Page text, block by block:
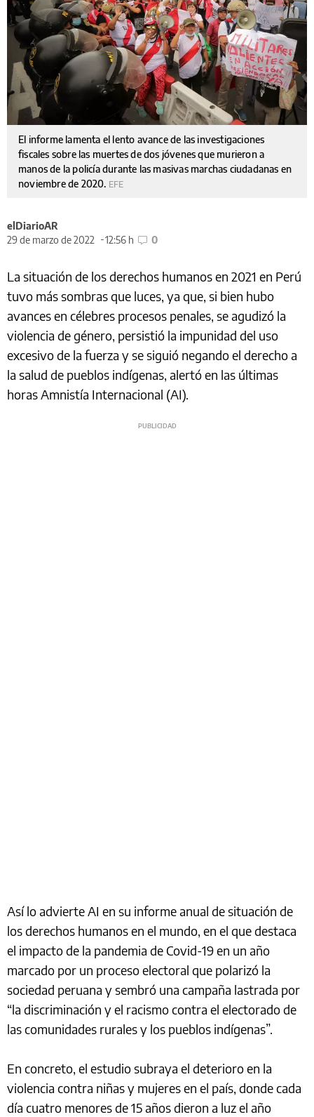
El informe lamenta el lento avance de las investigaciones
fiscales sobre las muertes de dos jóvenes que murieron a
manos de la policía durante las masivas marchas ciudadanas en
noviembre de 2020. EFE
elDiarioAR
29 de marzo de 2022
12:56 h 0
La situación de los derechos humanos en 2021 en Perú
tuvo más sombras que luces, ya que, si bien hubo
avances en célebres procesos penales, se agudizó la
violencia de género, persistió la impunidad del uso
excesivo de la fuerza y se siguió negando el derecho a
la salud de pueblos indígenas, alertó en las últimas
horas Amnistía Internacional (AI).
Así lo advierte AI en su informe anual de situación de
los derechos humanos en el mundo, en el que destaca
el impacto de la pandemia de Covid-19 en un año
marcado por un proceso electoral que polarizó la
sociedad peruana y sembró una campaña lastrada por
“la discriminación y el racismo contra el electorado de
las comunidades rurales y los pueblos indígenas”.
En concreto, el estudio subraya el deterioro en la
violencia contra niñas y mujeres en el país, donde cada
día cuatro menores de 15 años dieron a luz el año